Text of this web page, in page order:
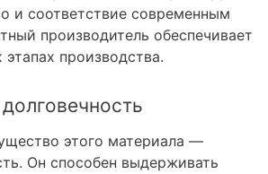
и соответствие современным
производитель обеспечивает
этапах производства.
этого материала —
Он способен выдерживать